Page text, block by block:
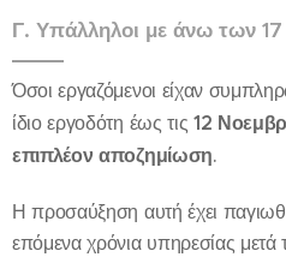
Γ. Υπάλληλοι με άνω των
Όσοι εργαζόμενοι είχαν
ίδιο εργοδότη έως τις 12
επιπλέον αποζημίωση.
Η προσαύξηση αυτή έχει
επόμενα χρόνια υπηρεσίας